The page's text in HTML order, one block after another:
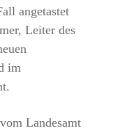
angetastet
Leiter des
im
Landesamt